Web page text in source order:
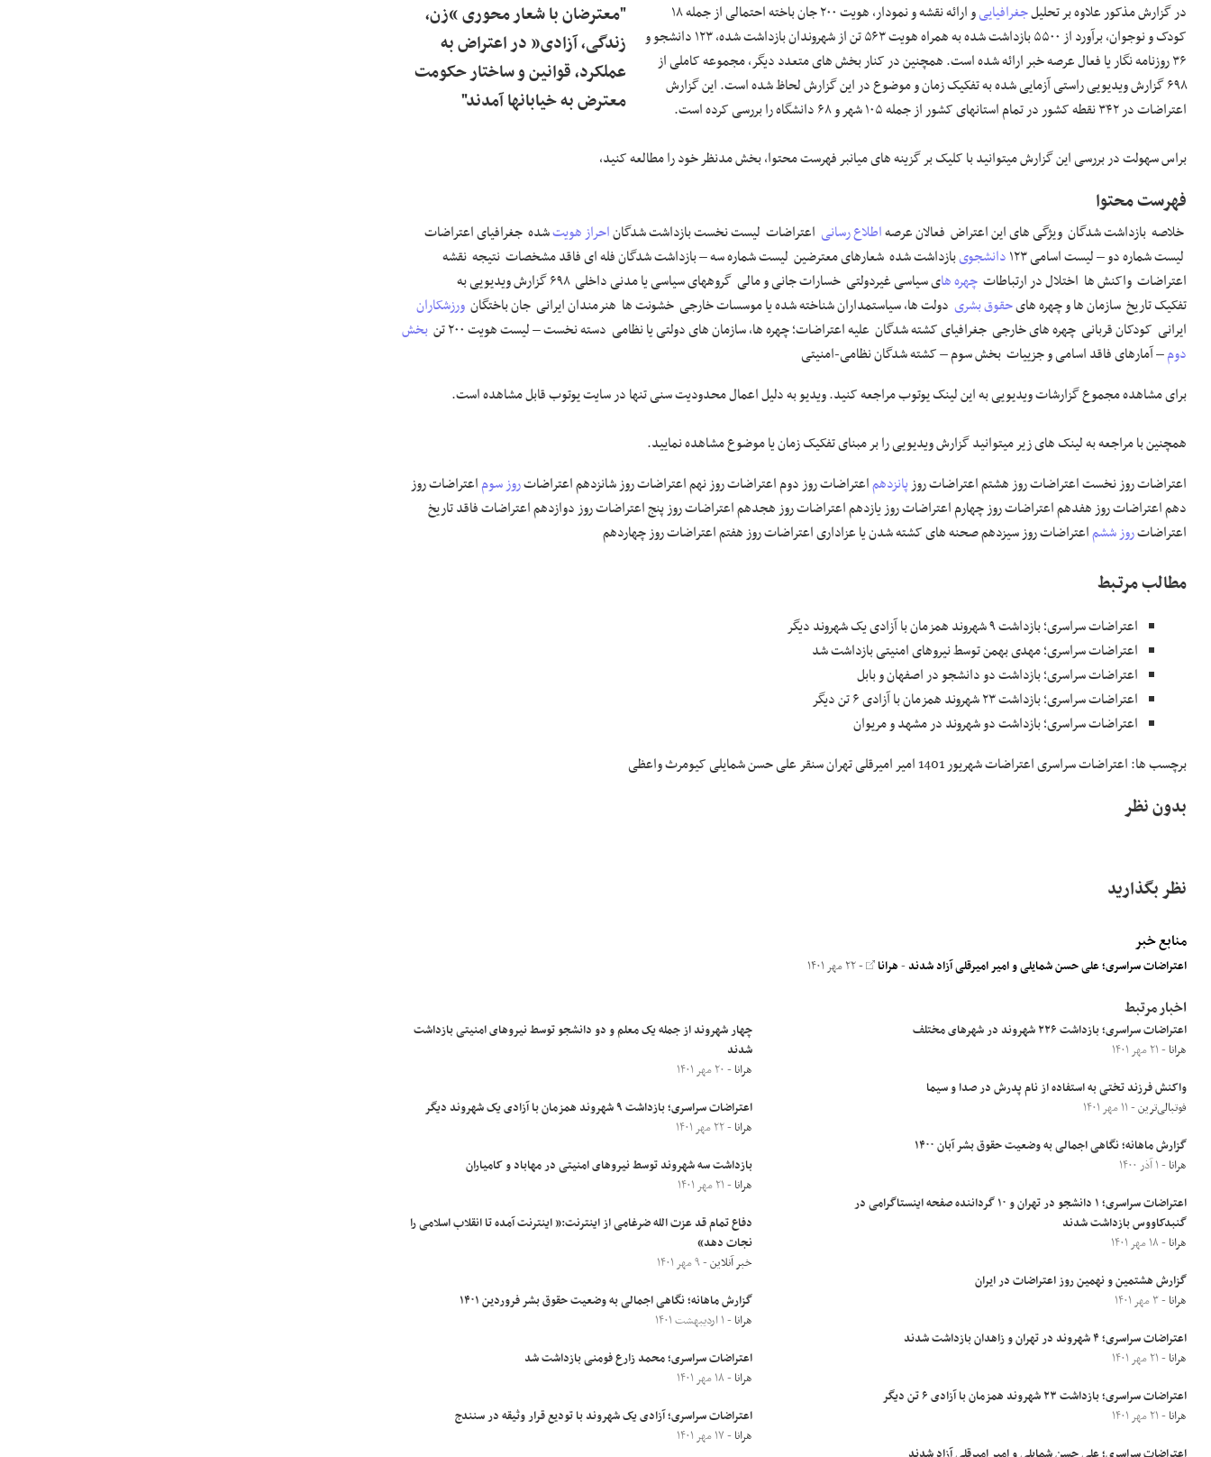
"معترضان با شعار محوری “زن،
زندگی، آزادی” در اعتراض به
عملکرد، قوانین و ساختار حکومت
معترض به خیابانها آمدند"
در گزارش مذکور علاوه بر تحلیلجغرافیایی
و ارائه نقشه و نمودار، هویت ۲۰۰ جان باخته احتمالی از جمله ۱۸
کودک و نوجوان، برآورد از ۵۵۰۰ بازداشت شده به همراه هویت ۵۶۳ تن از شهروندان بازداشت شده، ۱۲۳ دانشجو و
۳۶ روزنامه نگار یا فعال عرصه خبر ارائه شده است. همچنین در کنار بخش های متعدد دیگر، مجموعه کاملی از
۶۹۸ گزارش ویدیویی راستی آزمایی شده به تفکیک زمان و موضوع در این گزارش لحاظ شده است. این گزارش
اعتراضات در ۳۴۲ نقطه کشور در تمام استانهای کشور از جمله ۱۰۵ شهر و ۶۸ دانشگاه را بررسی کرده است.
براس سهولت در بررسی این گزارش میتوانید با کلیک بر گزینه های میانبر فهرست محتوا، بخش مدنظر خود را مطالعه کنید،
فهرست محتوا
خلاصه بازداشت شدگان ویژگی های این اعتراض فعالان عرصهاطلاع رسانی اعتراضات لیست نخست بازداشت شدگاناحراز هویتشده جغرافیای اعتراضات
لیست شماره دو – لیست اسامی ۱۲۳
دانشجویبازداشت شده شعارهای معترضین لیست شماره سه – بازداشت شدگان فله ای فاقد مشخصات نتیجه نقشه
اعتراضات واکنش ها اختلال در ارتباطات چهره ها
ی سیاسی غیردولتی خسارات جانی و مالی گروههای سیاسی یا مدنی داخلی ۶۹۸ گزارش ویدیویی به
تفکیک تاریخ سازمان ها و چهره هایحقوق بشریدولت ها، سیاستمداران شناخته شده یا موسسات خارجی خشونت ها هنرمندان ایرانی جان باختگان ورزشکاران
ایرانی کودکان قربانی چهره های خارجی جغرافیای کشته شدگان علیه اعتراضات؛ چهره ها، سازمان های دولتی یا نظامی دسته نخست – لیست هویت ۲۰۰ تن
بخش
دوم– آمارهای فاقد اسامی و جزییات بخش سوم – کشته شدگان نظامی-امنیتی
برای مشاهده مجموع گزارشات ویدیویی به این لینک یوتوب مراجعه کنید. ویدیو به دلیل اعمال محدودیت سنی تنها در سایت یوتوب قابل مشاهده است.
همچنین با مراجعه به لینک های زیر میتوانید گزارش ویدیویی را بر مبنای تفکیک زمان یا موضوع مشاهده نمایید.
اعتراضات روز نخست اعتراضات روز هشتم اعتراضات روزپانزدهماعتراضات روز دوم اعتراضات روز نهم اعتراضات روز شانزدهم اعتراضاتروز سوماعتراضات روز
دهم اعتراضات روز هفدهم اعتراضات روز چهارم اعتراضات روز یازدهم اعتراضات روز هجدهم اعتراضات روز پنج اعتراضات روز دوازدهم اعتراضات فاقد تاریخ
اعتراضاتروز ششماعتراضات روز سیزدهم صحنه های کشته شدن یا عزاداری اعتراضات روز هفتم اعتراضات روز چهاردهم
مطالب مرتـبط
اعتراضات سراسری؛ بازداشت ۹ شهروند همزمان با آزادی یک شهروند دیگر
اعتراضات سراسری؛ مهدی بهمن توسط نیروهای امنیتی بازداشت شد
اعتراضات سراسری؛ بازداشت دو دانشجو در اصفهان و بابل
اعتراضات سراسری؛ بازداشت ۲۳ شهروند همزمان با آزادی ۶ تن دیگر
اعتراضات سراسری؛ بازداشت دو شهروند در مشهد و مریوان
برچسب ها: اعتراضات سراسری اعتراضات شهریور 1401 امیر امیرقلی تهران سنقر علی حسن شمایلی کیومرث واعظی
بدون نظر
نظر بگذارید
منابع خبر
اعتراضات سراسری؛ علی حسن شمایلی و امیر امیرقلی آزاد شدند-هرانا - ۲۲ مهر ۱۴۰۱
اخبار مرتبط
اعتراضات سراسری؛ بازداشت ۲۲۶ شهروند در شهرهای مختلف
هرانا - ۲۱ مهر ۱۴۰۱
واکنش فرزند تختی به استفاده از نام پدرش در صدا و سیما
فوتبالی‌ترین- ۱۱ مهر ۱۴۰۱
گزارش ماهانه؛ نگاهی اجمالی به وضعیت حقوق بشر آبان ۱۴۰۰
هرانا - ۱ آذر ۱۴۰۰
اعتراضات سراسری؛ ۱ دانشجو در تهران و ۱۰ گرداننده صفحه اینستاگرامی در
گنبدکاووس بازداشت شدند
هرانا - ۱۸ مهر ۱۴۰۱
گزارش هشتمین و نهمین روز اعتراضات در ایران
هرانا - ۳ مهر ۱۴۰۱
اعتراضات سراسری؛ ۴ شهروند در تهران و زاهدان بازداشت شدند
هرانا - ۲۱ مهر ۱۴۰۱
اعتراضات سراسری؛ بازداشت ۲۳ شهروند همزمان با آزادی ۶ تن دیگر
هرانا - ۲۱ مهر ۱۴۰۱
چهار شهروند از جمله یک معلم و دو دانشجو توسط نیروهای امنیتی بازداشت
شدند
هرانا - ۲۰ مهر ۱۴۰۱
اعتراضات سراسری؛ بازداشت ۹ شهروند همزمان با آزادی یک شهروند دیگر
هرانا - ۲۲ مهر ۱۴۰۱
بازداشت سه شهروند توسط نیروهای امنیتی در مهاباد و کامیاران
هرانا - ۲۱ مهر ۱۴۰۱
دفاع تمام قد عزت الله ضرغامی از اینترنت:« اینترنت آمده تا انقلاب اسلامی را
نجات دهد»
خبر آنلاین- ۹ مهر ۱۴۰۱
گزارش ماهانه؛ نگاهی اجمالی به وضعیت حقوق بشر فروردین ۱۴۰۱
هرانا - ۱ اردیبهشت ۱۴۰۱
اعتراضات سراسری؛ محمد زارع فومنی بازداشت شد
هرانا - ۱۸ مهر ۱۴۰۱
اعتراضات سراسری؛ آزادی یک شهروند با تودیع قرار وثیقه در سنندج
هرانا - ۱۷ مهر ۱۴۰۱